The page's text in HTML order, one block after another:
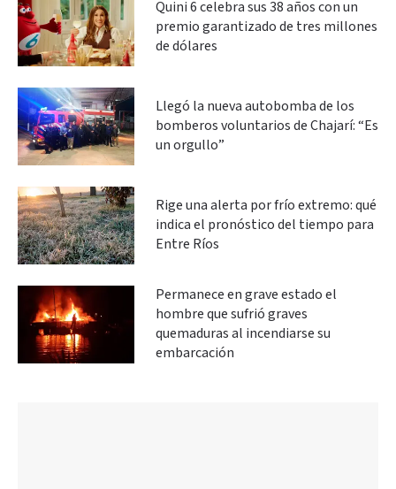
Quini 6 celebra sus 38 años con un
premio garantizado de tres millones
de dólares
Llegó la nueva autobomba de los
bomberos voluntarios de Chajarí: “Es
un orgullo”
Rige una alerta por frío extremo: qué
indica el pronóstico del tiempo para
Entre Ríos
Permanece en grave estado el
hombre que sufrió graves
quemaduras al incendiarse su
embarcación